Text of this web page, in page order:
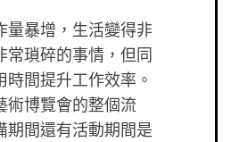
量暴增，生活變得非
常瑣碎的事情，但同
間提升工作效率。
術博覽會的整個流
期間還有活動期間是